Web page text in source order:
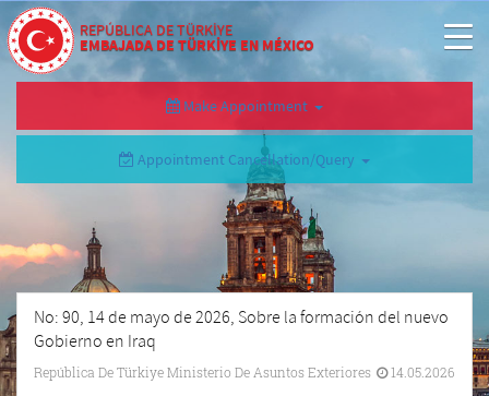
REPÚBLICA DE TÜRKİYE
EMBAJADA DE TÜRKİYE EN MÉXICO
Make Appointment
Appointment Cancellation/Query
No: 90, 14 de mayo de 2026, Sobre la formación del nuevo
Gobierno en Iraq
República De Türkiye Ministerio De Asuntos Exteriores 14.05.2026